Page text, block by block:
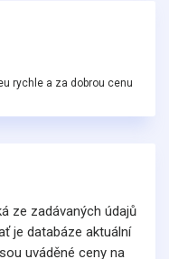
rychle a za dobrou cenu
ze zadávaných údajů
je databáze aktuální
uváděné ceny na